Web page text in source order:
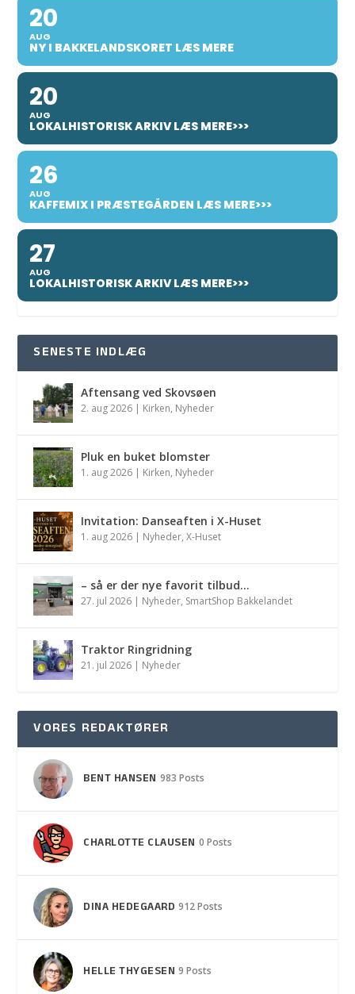
20
AUG
NY I BAKKELANDSKORET LÆS MERE
20
AUG
LOKALHISTORISK ARKIV LÆS MERE>>>
26
AUG
KAFFEMIX I PRÆSTEGÅRDEN LÆS MERE>>>
27
AUG
LOKALHISTORISK ARKIV LÆS MERE>>>
SENESTE INDLÆG
Aftensang ved Skovsøen
2. aug 2026 | Kirken, Nyheder
Pluk en buket blomster
1. aug 2026 | Kirken, Nyheder
Invitation: Danseaften i X-Huset
1. aug 2026 | Nyheder,X-Huset
– så er der nye favorit tilbud…
27. jul 2026 | Nyheder, SmartShop Bakkelandet
Traktor Ringridning
21. jul 2026 | Nyheder
VORES REDAKTØRER
BENT HANSEN 983 Posts
CHARLOTTE CLAUSEN 0 Posts
DINA HEDEGAARD 912 Posts
HELLE THYGESEN 9 Posts